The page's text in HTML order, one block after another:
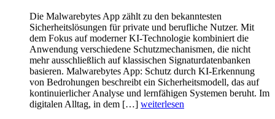
Die Malwarebytes App zählt zu den bekanntesten
Sicherheitslösungen für private und berufliche Nutzer. Mit
dem Fokus auf moderner KI-Technologie kombiniert die
Anwendung verschiedene Schutzmechanismen, die nicht
mehr ausschließlich auf klassischen Signaturdatenbanken
basieren. Malwarebytes App: Schutz durch KI-Erkennung
von Bedrohungen beschreibt ein Sicherheitsmodell, das auf
kontinuierlicher Analyse und lernfähigen Systemen beruht. Im
digitalen Alltag, in dem […] weiterlesen